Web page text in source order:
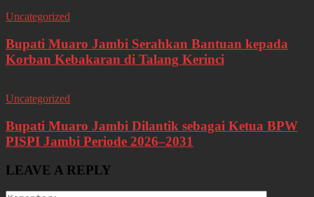
Uncategorized
Bupati Muaro Jambi Serahkan Bantuan kepada
Korban Kebakaran di Talang Kerinci
Uncategorized
Bupati Muaro Jambi Dilantik sebagai Ketua BPW
PISPI Jambi Periode 2026–2031
LEAVE A REPLY